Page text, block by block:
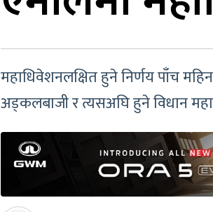
महाधिवेशनलक्षित हुने निर्णय पाँच
अड्कलबाजी र त्यसअघि हुने विधान